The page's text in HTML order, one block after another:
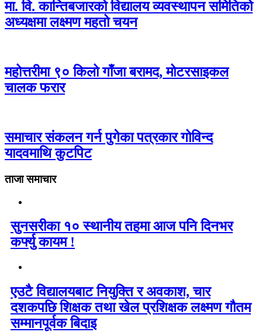
मा. वि. कान्तिबजारको विद्यालय व्यवस्थापन समितिको
अध्यक्षमा लक्ष्मण महतो चयन
महोत्तरीमा ९० किलो गाँजा बरामद, मोटरसाइकल
चालक फरार
समाचार संकलन गर्न पुगेका पत्रकार गोविन्द
यादवमाथि कुटपिट
ताजा समाचार
सुनसरीका १० स्थानीय तहमा आज पनि दिनभर
कर्फ्यु कायम !
एउटै विद्यालयबाट नियुक्ति र अवकाश, चार
दशकपछि शिक्षक तथा खेल प्रशिक्षक लक्ष्मण गौतम
सम्मानपूर्वक बिदाइ